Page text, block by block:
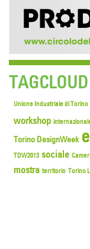
TAGCLOUD
Unione Industriale di Torino
workshop
Torino DesignWeek
TDW2013 sociale
mostra territorio Torino